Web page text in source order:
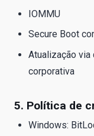
IOMMU
Secure Boot
Atualização via
corporativa
5. Política de
Windows: